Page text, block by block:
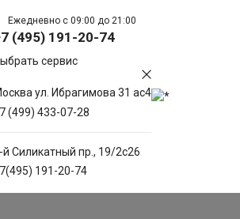
Ежедневно с 09:00 до 21:00
(495) 191-20-74
сервис
ул. Ибрагимова 31 ас4
(499) 433-07-28
й Силикатный пр., 19/2с26
191-20-74